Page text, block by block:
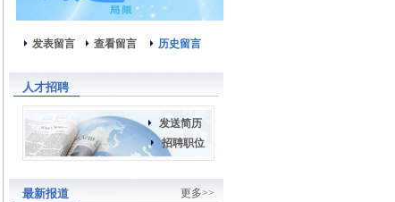
发表留言 查看留言 历史留言
人才招聘
发送简历
招聘职位
最新报道 更多>>